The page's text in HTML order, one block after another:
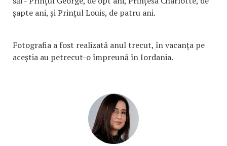
șapte ani, și Prințul Louis, de patru ani.
Fotografia a fost realizată anul trecut, în vacanța pe
aceștia au petrecut-o împreună în Iordania.